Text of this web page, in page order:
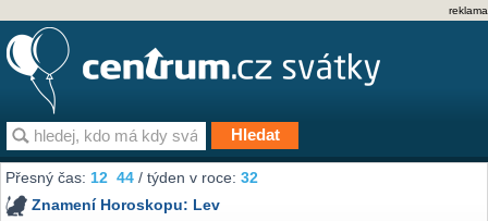
reklama
Přesný čas:12 44 / týden v roce:32
Znamení Horoskopu: Lev